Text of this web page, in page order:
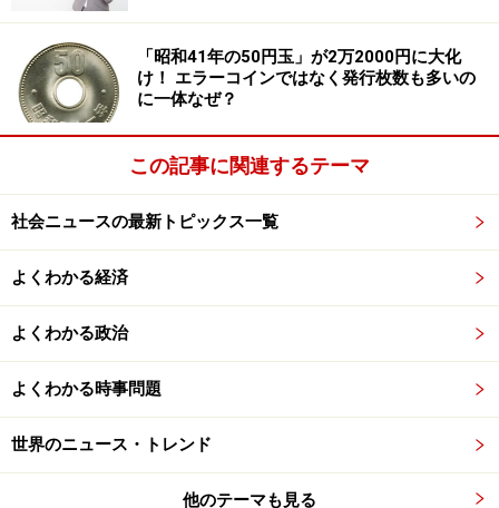
「昭和41年の50円玉」が2万2000円に大化
け！ エラーコインではなく発行枚数も多いの
に一体なぜ？
この記事に関連するテーマ
社会ニュースの最新トピックス一覧
よくわかる経済
よくわかる政治
よくわかる時事問題
世界のニュース・トレンド
他のテーマも見る